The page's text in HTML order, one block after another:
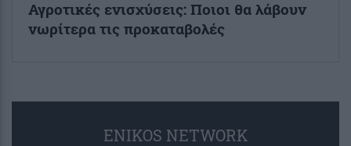
Αγροτικές ενισχύσεις: Ποιοι θα λάβουν
νωρίτερα τις προκαταβολές
ENIKOS NETWORK